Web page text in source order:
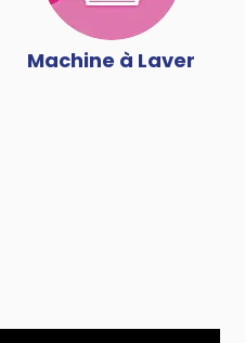
Machine à Laver